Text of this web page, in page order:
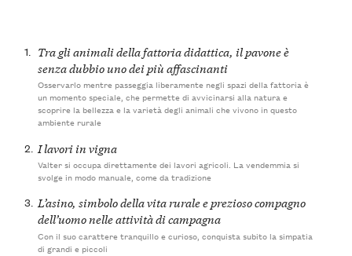
1.
Tra gli animali della fattoria didattica, il pavone è
senza dubbio uno dei più affascinanti
Osservarlo mentre passeggia liberamente negli spazi della fattoria è
un momento speciale, che permette di avvicinarsi alla natura e
scoprire la bellezza e la varietà degli animali che vivono in questo
ambiente rurale
2. I lavori in vigna
Valter si occupa direttamente dei lavori agricoli. La vendemmia si
svolge in modo manuale, come da tradizione
3. L’asino, simbolo della vita rurale e prezioso compagno
dell’uomo nelle attività di campagna
Con il suo carattere tranquillo e curioso, conquista subito la simpatia
di grandi e piccoli